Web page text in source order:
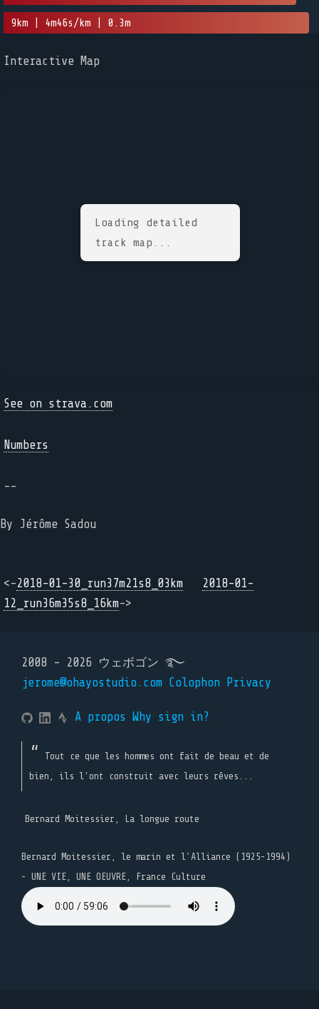
9km | 4m46s/km | 0.3m
Interactive Map
Loading detailed
track map...
See on strava.com
Numbers
--
By Jérôme Sadou
<-2018-01-30_run37m21s8_03km
2018-01-
12_run36m35s8_16km->
2008 - 2026 ウェボゴン ࿐
jerome@ohayostudio.com Colophon Privacy
A propos Why sign in?
Tout ce que les hommes ont fait de beau et de
bien, ils l'ont construit avec leurs rêves...
Bernard Moitessier, La longue route
Bernard Moitessier, le marin et l’Alliance (1925-1994)
- UNE VIE, UNE OEUVRE, France Culture